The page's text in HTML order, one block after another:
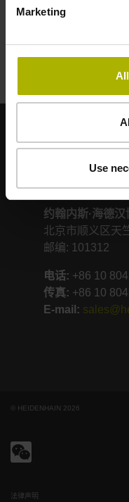
Marketing
Use
参与人数
约翰内斯·海德
北京市顺义区天
邮编: 101312
电话: +86 10
传真: +86 10
E-mail:
© HEIDENHAIN 2026
法律声明